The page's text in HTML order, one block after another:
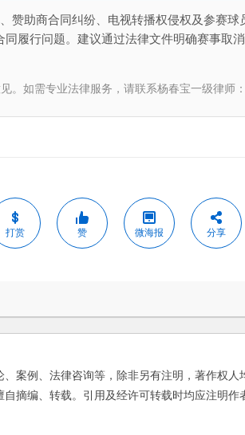
赞助商合同纠纷、电视转播权侵权及参赛
履行问题。建议通过法律文件明确赛事取
。如需专业法律服务，请联系杨春宝一级律师
打赏 赞 微海报 分享
案例、法律咨询等，除非另有注明，著作权
摘编、转载。引用及经许可转载时均应注明